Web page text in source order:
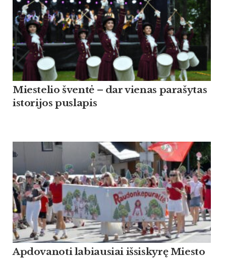
Miestelio šventė – dar vienas parašytas
istorijos puslapis
Apdovanoti labiausiai išsiskyrę Miesto